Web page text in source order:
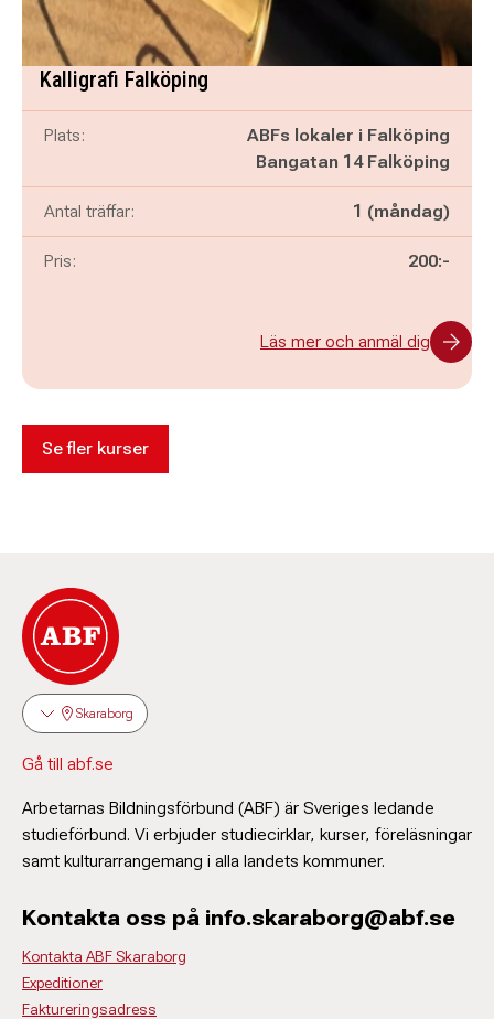
Kalligrafi Falköping
Plats:
ABFs lokaler i Falköping
Bangatan 14 Falköping
Antal träffar: 1 (måndag)
Pris: 200:-
Läs mer och anmäl dig
Se fler kurser
Skaraborg
Gå till abf.se
Arbetarnas Bildningsförbund (ABF) är Sveriges ledande
studieförbund. Vi erbjuder studiecirklar, kurser, föreläsningar
samt kulturarrangemang i alla landets kommuner.
Kontakta oss på info.skaraborg@abf.se
Kontakta ABF Skaraborg
Expeditioner
Faktureringsadress